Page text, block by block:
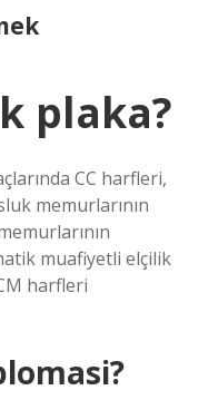
plaka?
CC harfleri,
memurlarının
muafiyetli elçilik
harfleri